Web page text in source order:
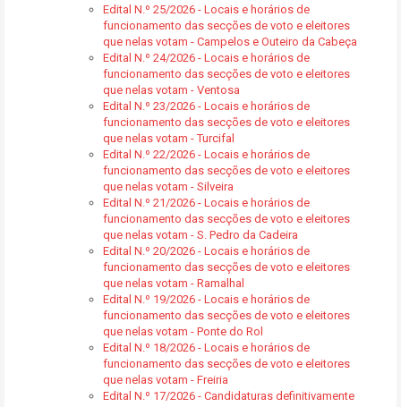
Edital N.º 25/2026 - Locais e horários de
funcionamento das secções de voto e eleitores
que nelas votam - Campelos e Outeiro da Cabeça
Edital N.º 24/2026 - Locais e horários de
funcionamento das secções de voto e eleitores
que nelas votam - Ventosa
Edital N.º 23/2026 - Locais e horários de
funcionamento das secções de voto e eleitores
que nelas votam - Turcifal
Edital N.º 22/2026 - Locais e horários de
funcionamento das secções de voto e eleitores
que nelas votam - Silveira
Edital N.º 21/2026 - Locais e horários de
funcionamento das secções de voto e eleitores
que nelas votam - S. Pedro da Cadeira
Edital N.º 20/2026 - Locais e horários de
funcionamento das secções de voto e eleitores
que nelas votam - Ramalhal
Edital N.º 19/2026 - Locais e horários de
funcionamento das secções de voto e eleitores
que nelas votam - Ponte do Rol
Edital N.º 18/2026 - Locais e horários de
funcionamento das secções de voto e eleitores
que nelas votam - Freiria
Edital N.º 17/2026 - Candidaturas definitivamente